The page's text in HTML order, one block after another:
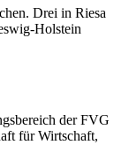
Drei in Riesa
Holstein
der FVG
für Wirtschaft,